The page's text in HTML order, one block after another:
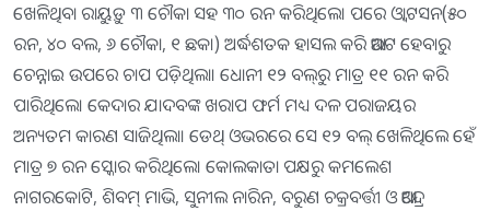
ଖେଳିଥିବା ରାୟୁଡ଼ୁ ୩ ଚୌକା ସହ ୩୦ ରନ କରିଥିଲେ। ପରେ ଓ୍ବାଟସନ(୫୦
ରନ, ୪୦ ବଲ, ୬ ଚୌକା, ୧ ଛକା) ଅର୍ଦ୍ଧଶତକ ହାସଲ କରି ଆଉଟ ହେବାରୁ
ଚେନ୍ନାଇ ଉପରେ ଚାପ ପଡ଼ିଥିଲା। ଧୋନୀ ୧୨ ବଲ୍‌ରୁ ମାତ୍ର ୧୧ ରନ କରି
ପାରିଥିଲେ। କେଦାର ଯାଦବଙ୍କ ଖରାପ ଫର୍ମ ମଧ୍ୟ ଦଳ ପରାଜୟର
ଅନ୍ୟତମ କାରଣ ସାଜିଥିଲା। ଡେଥ୍‌ ଓଭରରେ ସେ ୧୨ ବଲ୍‌ ଖେଳିଥିଲେ ହେଁ
ମାତ୍ର ୭ ରନ ସ୍କୋର କରିଥିଲେ। କୋଲକାତା ପକ୍ଷରୁ କମଲେଶ
ନାଗରକୋଟି, ଶିବମ୍‌ ମାଭି, ସୁନୀଲ ନାରିନ, ବରୁଣ ଚକ୍ରବର୍ତ୍ତୀ ଓ ଆନ୍ଦ୍ରେ